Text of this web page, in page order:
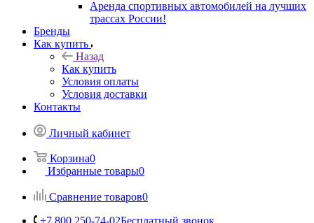
Аренда спортивных автомобилей на лучших
трассах России!
Бренды
Как купить
Назад
Как купить
Условия оплаты
Условия доставки
Контакты
Личный кабинет
Корзина0
Избранные товары0
Сравнение товаров0
+7 800 250-74-02Бесплатный звонок